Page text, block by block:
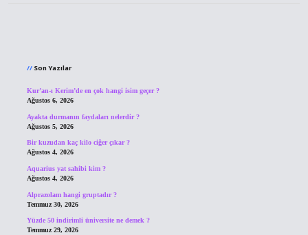
Son Yazılar
Kur’an-ı Kerim’de en çok hangi isim geçer ?
Ağustos 6, 2026
Ayakta durmanın faydaları nelerdir ?
Ağustos 5, 2026
Bir kuzudan kaç kilo ciğer çıkar ?
Ağustos 4, 2026
Aquarius yat sahibi kim ?
Ağustos 4, 2026
Alprazolam hangi gruptadır ?
Temmuz 30, 2026
Yüzde 50 indirimli üniversite ne demek ?
Temmuz 29, 2026